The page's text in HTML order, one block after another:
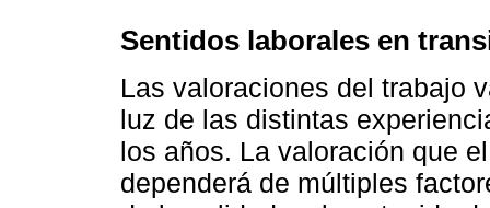
Sentidos laborales en
Las valoraciones del trabajo
luz de las distintas
los años. La valoración que
dependerá de múltiples